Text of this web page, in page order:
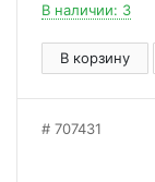
В наличии: 3
В корзину
707431